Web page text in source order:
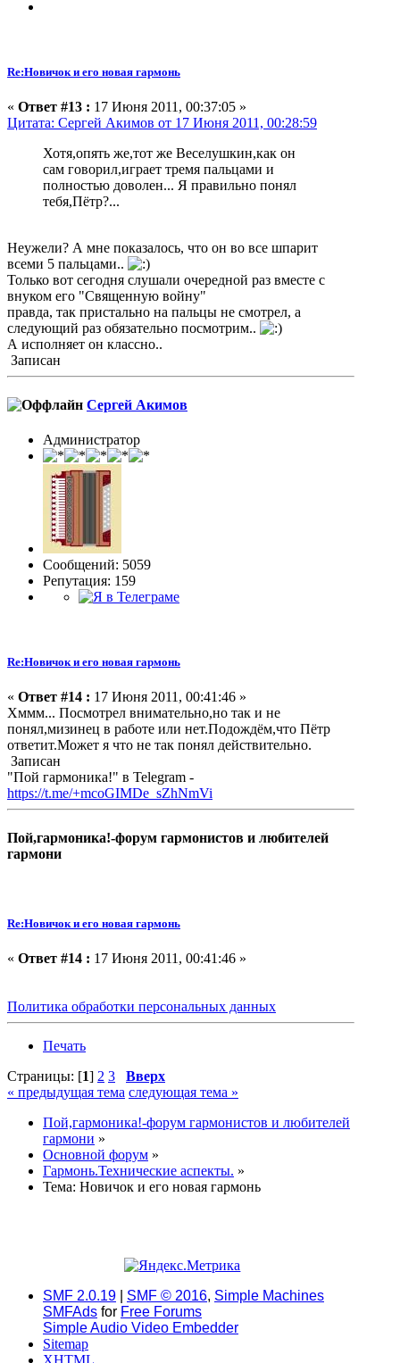
Re:Новичок и его новая гармонь
« Ответ #13 : 17 Июня 2011, 00:37:05 »
Цитата: Сергей Акимов от 17 Июня 2011, 00:28:59
Хотя,опять же,тот же Веселушкин,как он
сам говорил,играет тремя пальцами и
полностью доволен... Я правильно понял
тебя,Пётр?...
Неужели? А мне показалось, что он во все шпарит
всеми 5 пальцами..
Только вот сегодня слушали очередной раз вместе с
внуком его "Священную войну"
правда, так пристально на пальцы не смотрел, а
следующий раз обязательно посмотрим..
А исполняет он классно..
Записан
Сергей Акимов
Администратор
Сообщений: 5059
Репутация: 159
Re:Новичок и его новая гармонь
« Ответ #14 : 17 Июня 2011, 00:41:46 »
Хммм... Посмотрел внимательно,но так и не
понял,мизинец в работе или нет.Подождём,что Пётр
ответит.Может я что не так понял действительно.
Записан
"Пой гармоника!" в Telegram -
https://t.me/+mcoGIMDe_sZhNmVi
Пой,гармоника!-форум гармонистов и любителей
гармони
Re:Новичок и его новая гармонь
« Ответ #14 : 17 Июня 2011, 00:41:46 »
Политика обработки персональных данных
Печать
Страницы: [1] 2 3
Вверх
« предыдущая тема следующая тема »
Пой,гармоника!-форум гармонистов и любителей
гармони »
Основной форум »
Гармонь.Технические аспекты. »
Тема: Новичок и его новая гармонь
SMF 2.0.19 SMF © 2016, Simple Machines
SMFAds for Free Forums
Simple Audio Video Embedder
Sitemap